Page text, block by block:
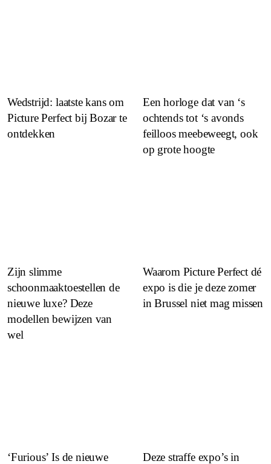
Wedstrijd: laatste kans om
Picture Perfect bij Bozar te
ontdekken
Een horloge dat van ‘s
ochtends tot ‘s avonds
feilloos meebeweegt, ook
op grote hoogte
Zijn slimme
schoonmaaktoestellen de
nieuwe luxe? Deze
modellen bewijzen van
wel
Waarom Picture Perfect dé
expo is die je deze zomer
in Brussel niet mag missen
‘Furious’ Is de nieuwe
Deze straffe expo’s in